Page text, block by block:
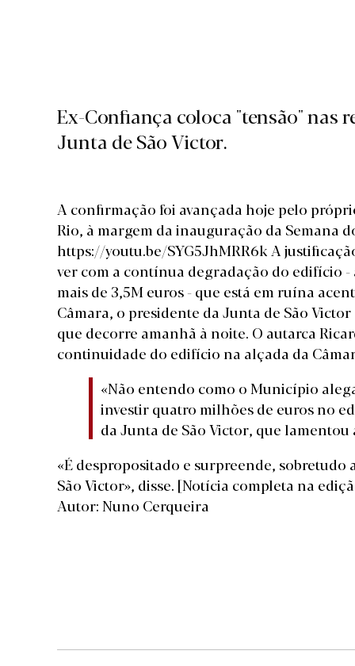
Ex-Confiança coloca "tensão" nas
Junta de São Victor.
A confirmação foi avançada hoje pelo
Rio, à margem da inauguração da Semana
https://youtu.be/SYG5JhMRR6k A
ver com a contínua degradação do edifício
mais de 3,5M euros - que está em ruína
Câmara, o presidente da Junta de São
que decorre amanhã à noite. O autarca
continuidade do edifício na alçada da
«Não entendo como o Município
investir quatro milhões de euros no
da Junta de São Victor, que
«É despropositado e surpreende,
São Victor», disse. [Notícia completa na
Autor: Nuno Cerqueira